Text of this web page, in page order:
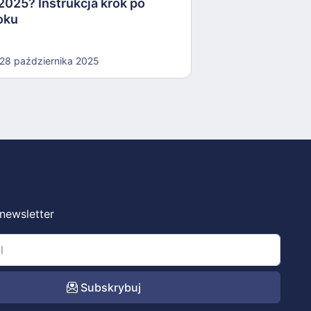
Instrukcja krok po
28 października 2025
Subskrybuj